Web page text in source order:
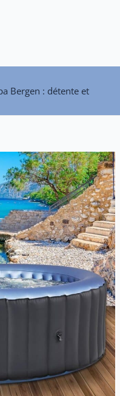
Bergen : détente et